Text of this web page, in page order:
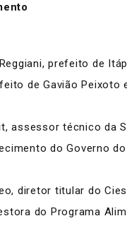
prefeito de
de Gavião Peixoto
assessor técnico da
do Governo
diretor titular do
do Programa